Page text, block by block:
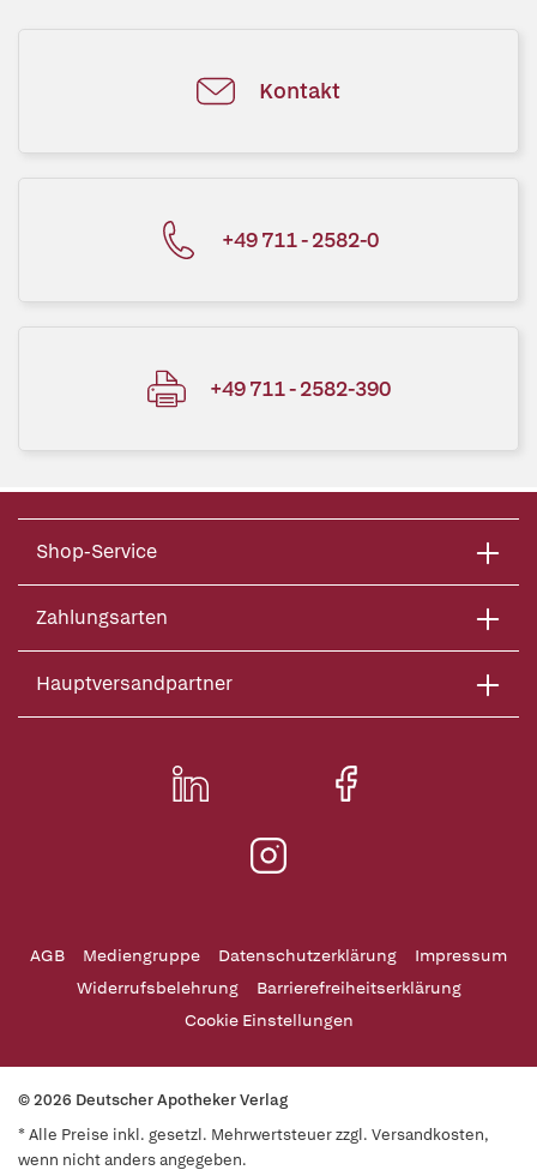
Kontakt
+49 711 - 2582-0
+49 711 - 2582-390
Shop-Service
Zahlungsarten
Hauptversandpartner
AGB Mediengruppe Datenschutzerklärung
Impressum
Widerrufsbelehrung
Barrierefreiheitserklärung
Cookie Einstellungen
© 2026 Deutscher Apotheker Verlag
* Alle Preise inkl. gesetzl. Mehrwertsteuer zzgl. Versandkosten,
wenn nicht anders angegeben.